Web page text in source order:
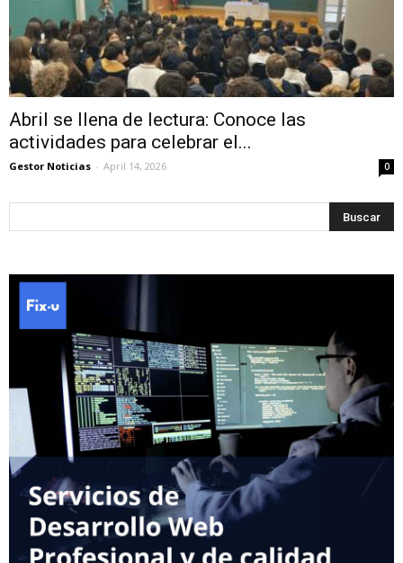
Abril se llena de lectura: Conoce las
actividades para celebrar el...
Gestor Noticias - April 14, 2026 0